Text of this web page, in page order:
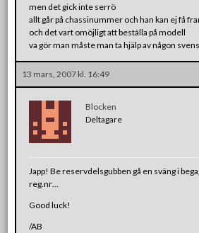
men det gick inte serrö
allt går på chassinummer och han kan ej få
och det vart omöjligt att beställa på modell
va gör man måste man ta hjälp av någon
13 mars, 2007 kl. 16:49
Blocken
Deltagare
Japp! Be reservdelsgubben gå en sväng i
reg.nr…
Good luck!
/AB